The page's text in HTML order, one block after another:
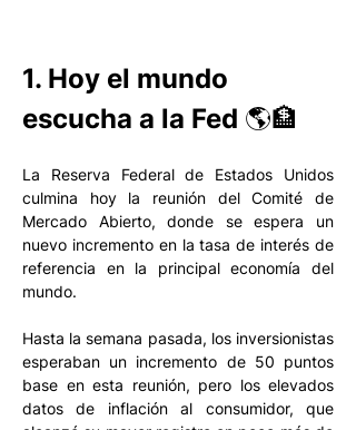
1. Hoy el mundo
escucha a la Fed 🌎🏦
La Reserva Federal de Estados Unidos
culmina hoy la reunión del Comité de
Mercado Abierto, donde se espera un
nuevo incremento en la tasa de interés de
referencia en la principal economía del
mundo.
Hasta la semana pasada, los inversionistas
esperaban un incremento de 50 puntos
base en esta reunión, pero los elevados
datos de inflación al consumidor, que